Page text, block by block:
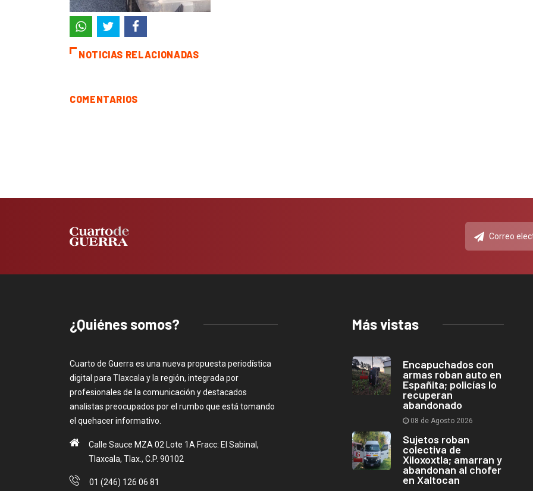
NOTICIAS RELACIONADAS
COMENTARIOS
¿Quiénes somos?
Cuarto de Guerra es una nueva propuesta periodística
digital para Tlaxcala y la región, integrada por
profesionales de la comunicación y destacados
analistas preocupados por el rumbo que está tomando
el quehacer informativo.
Calle Sauce MZA 02 Lote 1A Fracc: El Sabinal,
Tlaxcala, Tlax., C.P. 90102
01 (246) 126 06 81
Más vistas
Encapuchados con
armas roban auto en
Españita; policías lo
recuperan
abandonado
08 de Agosto 2026
Sujetos roban
colectiva de
Xiloxoxtla; amarran y
abandonan al chofer
en Xaltocan